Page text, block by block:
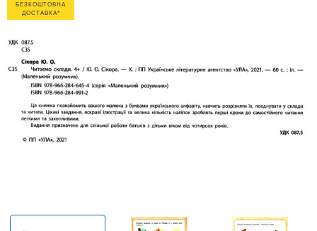
БЕЗКОШТОВНА
ДОСТАВКА*